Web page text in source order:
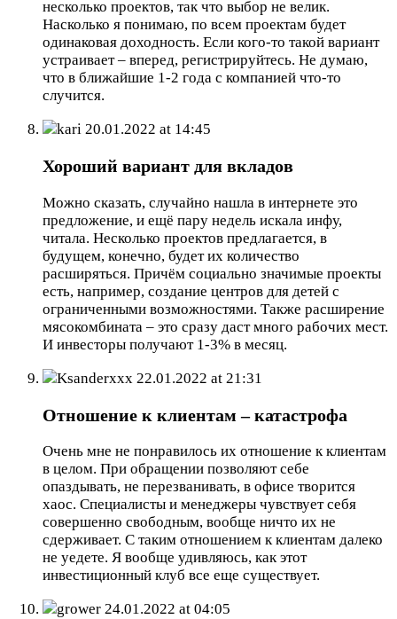
несколько проектов, так что выбор не велик.
Насколько я понимаю, по всем проектам будет
одинаковая доходность. Если кого-то такой вариант
устраивает – вперед, регистрируйтесь. Не думаю,
что в ближайшие 1-2 года с компанией что-то
случится.
kari 20.01.2022 at 14:45
Хороший вариант для вкладов
Можно сказать, случайно нашла в интернете это
предложение, и ещё пару недель искала инфу,
читала. Несколько проектов предлагается, в
будущем, конечно, будет их количество
расширяться. Причём социально значимые проекты
есть, например, создание центров для детей с
ограниченными возможностями. Также расширение
мясокомбината – это сразу даст много рабочих мест.
И инвесторы получают 1-3% в месяц.
Ksanderxxx 22.01.2022 at 21:31
Отношение к клиентам – катастрофа
Очень мне не понравилось их отношение к клиентам
в целом. При обращении позволяют себе
опаздывать, не перезванивать, в офисе творится
хаос. Специалисты и менеджеры чувствует себя
совершенно свободным, вообще ничто их не
сдерживает. С таким отношением к клиентам далеко
не уедете. Я вообще удивляюсь, как этот
инвестиционный клуб все еще существует.
grower 24.01.2022 at 04:05